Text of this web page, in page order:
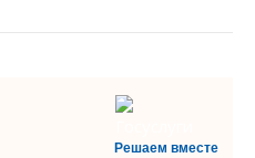
Решаем вместе